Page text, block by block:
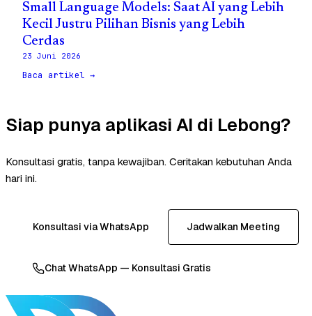
Small Language Models: Saat AI yang Lebih
Kecil Justru Pilihan Bisnis yang Lebih
Cerdas
23 Juni 2026
Baca artikel →
Siap punya aplikasi AI di Lebong?
Konsultasi gratis, tanpa kewajiban. Ceritakan kebutuhan Anda
hari ini.
Konsultasi via WhatsApp Jadwalkan Meeting
Chat WhatsApp — Konsultasi Gratis